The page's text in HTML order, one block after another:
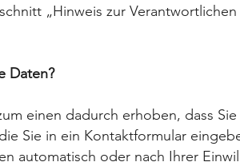
„Hinweis zur
Daten?
einen dadurch erhoben, dass
Sie in ein Kontaktformular
automatisch oder nach Ihrer